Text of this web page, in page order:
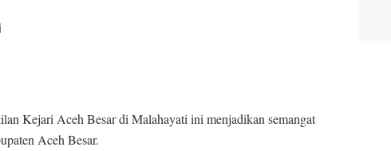
Kejari Aceh Besar di Malahayati ini menjadikan semangat
Aceh Besar.